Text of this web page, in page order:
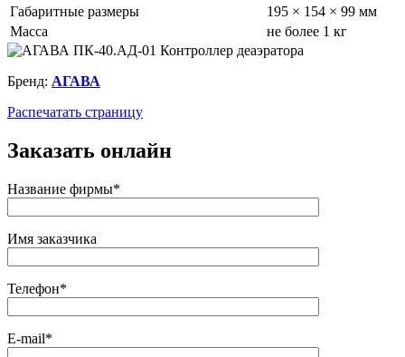
Габаритные размеры
195 × 154 × 99 мм
Масса
не более 1 кг
Бренд: АГАВА
Распечатать страницу
Заказать онлайн
Название фирмы*
Имя заказчика
Телефон*
E-mail*